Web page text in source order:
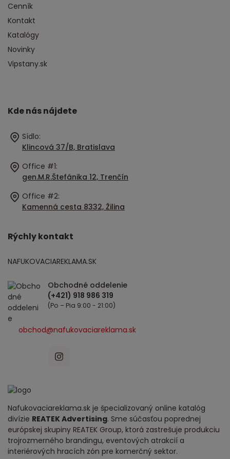
Cenník
Kontakt
Katalógy
Novinky
Vipstany.sk
Kde nás nájdete
Sídlo:
Klincová 37/B, Bratislava
Office #1:
gen.M.R.Štefánika 12, Trenčín
Office #2:
Kamenná cesta 8332, Žilina
Nafukovaciareklama.sk je špecializovaný online katalóg
divízie REATEK Advertising. Sme súčasťou poprednej
európskej skupiny REATEK Group, ktorá zastrešuje produkciu
trojrozmerného brandingu, eventových atrakcií a
interiérových hracích zón pre komerčný sektor.
Rýchly kontakt
NAFUKOVACIAREKLAMA.SK
Obchodné oddelenie
(Po – Pia 9:00 - 21:00)
obchod@nafukovaciareklama.sk